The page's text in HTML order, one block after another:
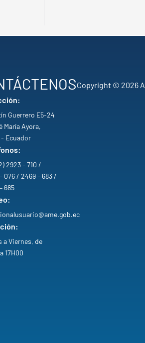
Guerrero E5-24
María Ayora,
Ecuador
2923 - 710 /
076 / 2469 – 683 /
685
a Viernes, de
17H00
Copyright © 2026